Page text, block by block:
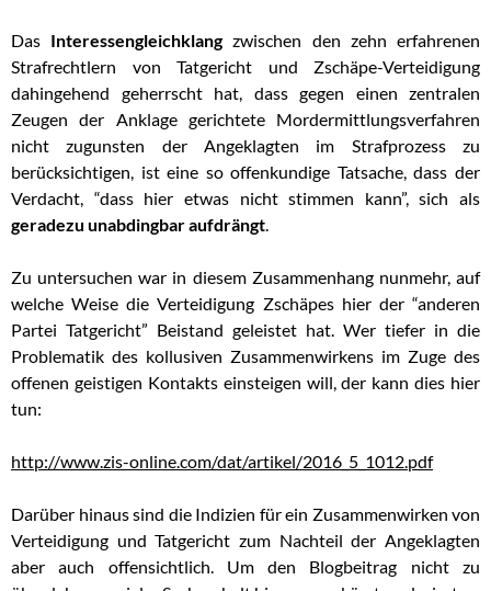
Das Interessengleichklangzwischen den zehn erfahrenen
Strafrechtlern von Tatgericht und Zschäpe-Verteidigung
dahingehend geherrscht hat, dass gegen einen zentralen
Zeugen der Anklage gerichtete Mordermittlungsverfahren
nicht zugunsten der Angeklagten im Strafprozess zu
berücksichtigen, ist eine so offenkundige Tatsache, dass der
Verdacht, “dass hier etwas nicht stimmen kann”, sich als
geradezu unabdingbar aufdrängt.
Zu untersuchen war in diesem Zusammenhang nunmehr, auf
welche Weise die Verteidigung Zschäpes hier der “anderen
Partei Tatgericht” Beistand geleistet hat. Wer tiefer in die
Problematik des kollusiven Zusammenwirkens im Zuge des
offenen geistigen Kontakts einsteigen will, der kann dies hier
tun:
http://www.zis-online.com/dat/artikel/2016_5_1012.pdf
Darüber hinaus sind die Indizien für ein Zusammenwirken von
Verteidigung und Tatgericht zum Nachteil der Angeklagten
aber auch offensichtlich. Um den Blogbeitrag nicht zu